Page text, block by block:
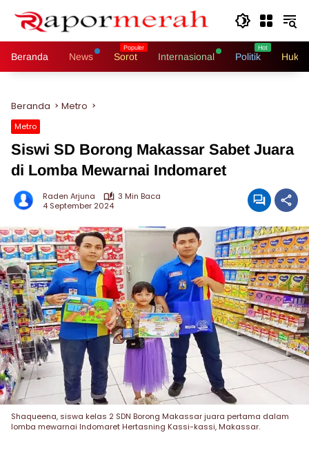
Beranda News Sorot Internasional Politik
Beranda Metro
Metro
Siswi SD Borong Makassar Sabet Juara
di Lomba Mewarnai Indomaret
Raden Arjuna
3 Min Baca
4 September 2024
Shaqueena, siswa kelas 2 SDN Borong Makassar juara pertama dalam
lomba mewarnai Indomaret Hertasning Kassi-kassi, Makassar.